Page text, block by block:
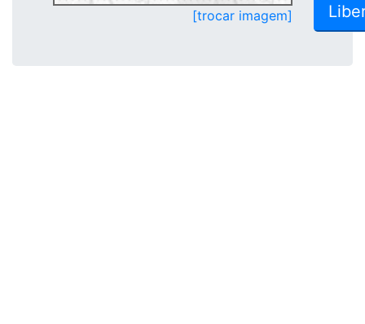
[trocar imagem]